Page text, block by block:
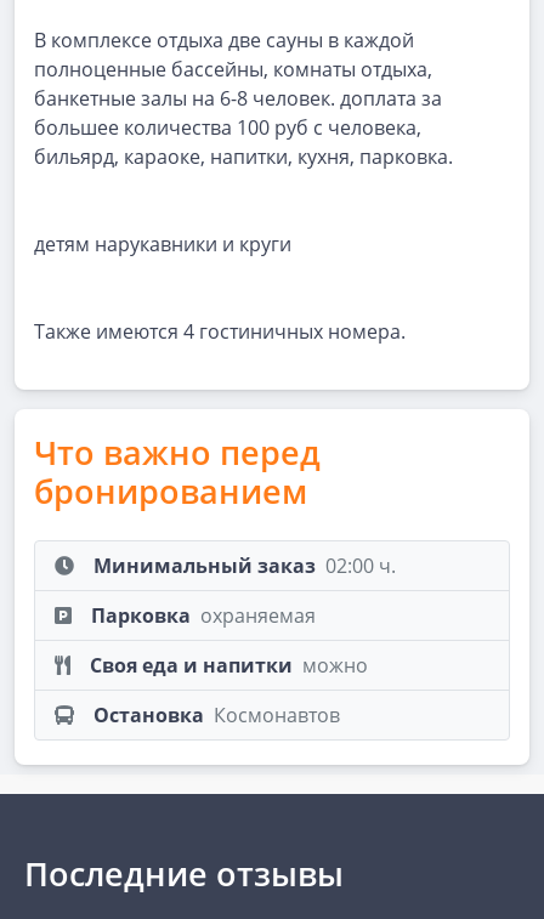
В комплексе отдыха две сауны в каждой
полноценные бассейны, комнаты отдыха,
банкетные залы на 6-8 человек. доплата за
большее количества 100 руб с человека,
бильярд, караоке, напитки, кухня, парковка.
детям нарукавники и круги
Также имеются 4 гостиничных номера.
Что важно перед
бронированием
Минимальный заказ 02:00 ч.
Парковка охраняемая
Своя еда и напитки можно
Остановка Космонавтов
Последние отзывы